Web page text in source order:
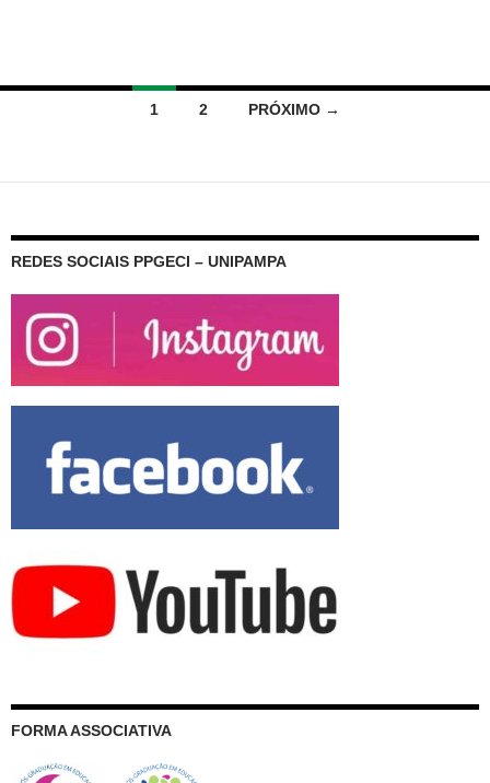
posts
1 2 PRÓXIMO →
REDES SOCIAIS PPGECI – UNIPAMPA
FORMA ASSOCIATIVA